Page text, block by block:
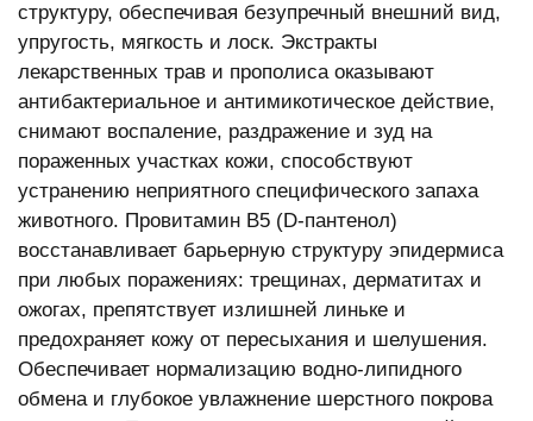
структуру, обеспечивая безупречный внешний вид,
упругость, мягкость и лоск. Экстракты
лекарственных трав и прополиса оказывают
антибактериальное и антимикотическое действие,
снимают воспаление, раздражение и зуд на
пораженных участках кожи, способствуют
устранению неприятного специфического запаха
животного. Провитамин В5 (D-пантенол)
восстанавливает барьерную структуру эпидермиса
при любых поражениях: трещинах, дерматитах и
ожогах, препятствует излишней линьке и
предохраняет кожу от пересыхания и шелушения.
Обеспечивает нормализацию водно-липидного
обмена и глубокое увлажнение шерстного покрова